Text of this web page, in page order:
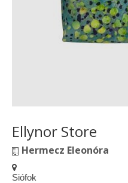
Ellynor Store
Hermecz Eleonóra
Siófok